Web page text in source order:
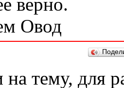
Овод
на тему, для